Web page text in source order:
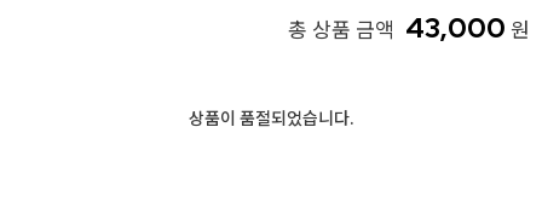
총 상품 금액 43,000 원
상품이 품절되었습니다.